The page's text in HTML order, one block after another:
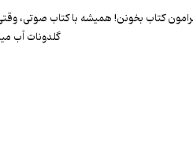
کتاب بخونن! همیشه با کتاب صوتی،
گلدونات آب